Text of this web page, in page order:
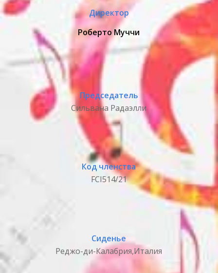
Директор
Роберто Муччи
Председатель
Сильвана Радаэлли
Код членства
FCI514/21
Сиденье
Реджо-ди-Калабрия,Италия